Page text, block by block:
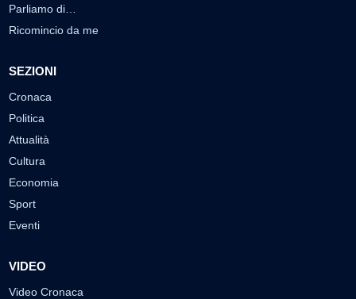
Parliamo di…
Ricomincio da me
SEZIONI
Cronaca
Politica
Attualità
Cultura
Economia
Sport
Eventi
VIDEO
Video Cronaca